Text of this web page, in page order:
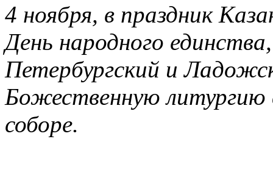
4 ноября, в праздник
День народного
Петербургский и
Божественную литургию
соборе.